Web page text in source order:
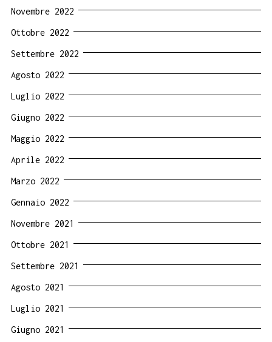
Novembre 2022
Ottobre 2022
Settembre 2022
Agosto 2022
Luglio 2022
Giugno 2022
Maggio 2022
Aprile 2022
Marzo 2022
Gennaio 2022
Novembre 2021
Ottobre 2021
Settembre 2021
Agosto 2021
Luglio 2021
Giugno 2021